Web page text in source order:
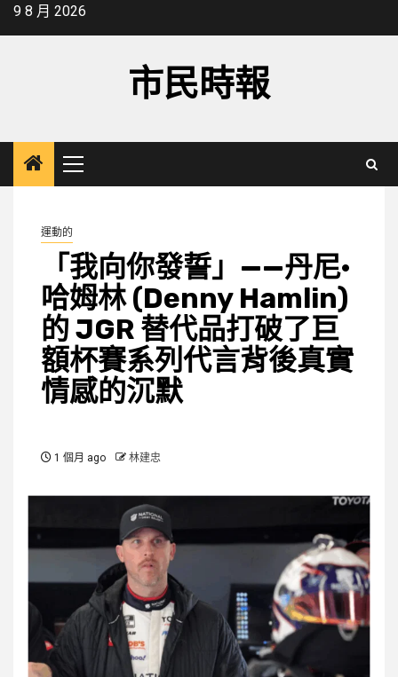
Skip9 8 月 2026
市民時報
Primary
Menu
運動的
「我向你發誓」——丹尼·
哈姆林 (Denny Hamlin)
的 JGR 替代品打破了巨
額杯賽系列代言背後真實
情感的沉默
1 個月 ago 林建忠